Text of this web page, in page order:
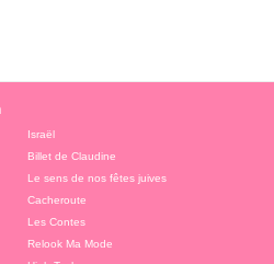
Israël
Billet de Claudine
Le sens de nos fêtes juives
Cacheroute
Les Contes
Relook Ma Mode